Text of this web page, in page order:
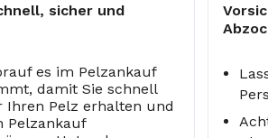
sicher und
es im Pelzankauf
damit Sie schnell
Ihren Pelz erhalten und
Pelzankauf